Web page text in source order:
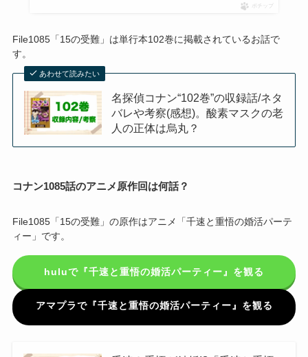
ポチップ
File1085「15の受難」は単行本102巻に掲載されているお話で
す。
あわせて読みたい
名探偵コナン“102巻”の収録話/ネタ
バレや考察(感想)。酸素マスクの老
人の正体は烏丸？
コナン1085話のアニメ原作回は何話？
File1085「15の受難」の原作はアニメ「千速と重悟の婚活パーテ
ィー」です。
huluで『千速と重悟の婚活パーティー』を観る
アマプラで『千速と重悟の婚活パーティー』を観る